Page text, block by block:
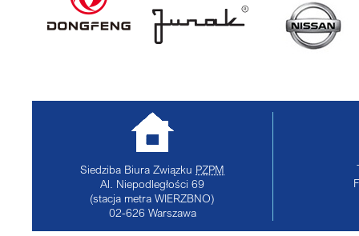
Siedziba Biura Związku PZPM
Al. Niepodległości 69
(stacja metra WIERZBNO)
02-626 Warszawa